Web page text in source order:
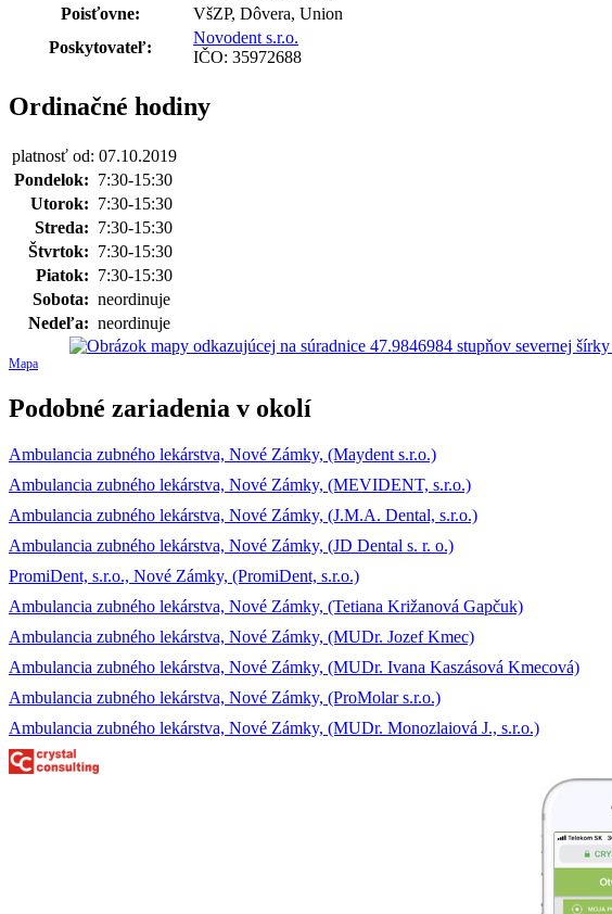
Poisťovne:
VšZP, Dôvera, Union
Poskytovateľ:
Novodent s.r.o.
IČO: 35972688
Ordinačné hodiny
platnosť od: 07.10.2019
Pondelok: 7:30-15:30
Utorok: 7:30-15:30
Streda: 7:30-15:30
Štvrtok: 7:30-15:30
Piatok: 7:30-15:30
Sobota: neordinuje
Nedeľa: neordinuje
Mapa
Podobné zariadenia v okolí
Ambulancia zubného lekárstva, Nové Zámky, (Maydent s.r.o.)
Ambulancia zubného lekárstva, Nové Zámky, (MEVIDENT, s.r.o.)
Ambulancia zubného lekárstva, Nové Zámky, (J.M.A. Dental, s.r.o.)
Ambulancia zubného lekárstva, Nové Zámky, (JD Dental s. r. o.)
PromiDent, s.r.o., Nové Zámky, (PromiDent, s.r.o.)
Ambulancia zubného lekárstva, Nové Zámky, (Tetiana Križanová Gapčuk)
Ambulancia zubného lekárstva, Nové Zámky, (MUDr. Jozef Kmec)
Ambulancia zubného lekárstva, Nové Zámky, (MUDr. Ivana Kaszásová Kmecová)
Ambulancia zubného lekárstva, Nové Zámky, (ProMolar s.r.o.)
Ambulancia zubného lekárstva, Nové Zámky, (MUDr. Monozlaiová J., s.r.o.)